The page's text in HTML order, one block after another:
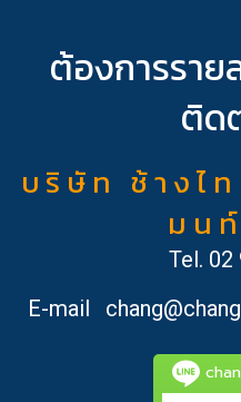
ต้องการราย
ติด
บ ริ ษั ท ช้ า ง ไ ท
ม น
Tel. 02
E-mail